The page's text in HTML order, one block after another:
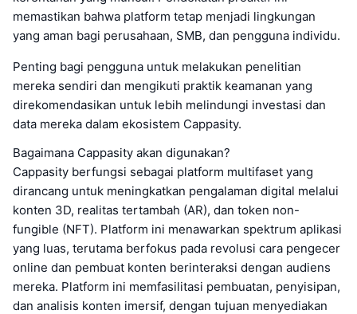
memastikan bahwa platform tetap menjadi lingkungan
yang aman bagi perusahaan, SMB, dan pengguna individu.
Penting bagi pengguna untuk melakukan penelitian
mereka sendiri dan mengikuti praktik keamanan yang
direkomendasikan untuk lebih melindungi investasi dan
data mereka dalam ekosistem Cappasity.
Bagaimana Cappasity akan digunakan?
Cappasity berfungsi sebagai platform multifaset yang
dirancang untuk meningkatkan pengalaman digital melalui
konten 3D, realitas tertambah (AR), dan token non-
fungible (NFT). Platform ini menawarkan spektrum aplikasi
yang luas, terutama berfokus pada revolusi cara pengecer
online dan pembuat konten berinteraksi dengan audiens
mereka. Platform ini memfasilitasi pembuatan, penyisipan,
dan analisis konten imersif, dengan tujuan menyediakan